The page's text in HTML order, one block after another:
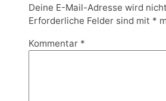
Deine E-Mail-Adresse wird
Erforderliche Felder sind mit *
Kommentar *